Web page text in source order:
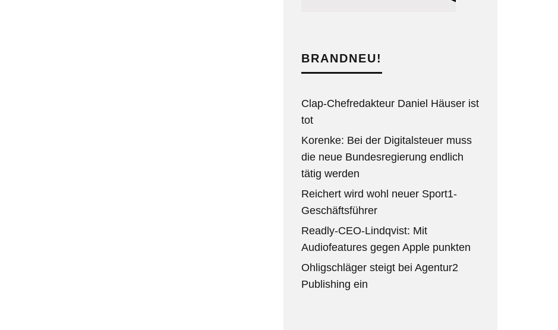
BRANDNEU!
Clap-Chefredakteur Daniel Häuser ist
tot
Korenke: Bei der Digitalsteuer muss
die neue Bundesregierung endlich
tätig werden
Reichert wird wohl neuer Sport1-
Geschäftsführer
Readly-CEO-Lindqvist: Mit
Audiofeatures gegen Apple punkten
Ohligschläger steigt bei Agentur2
Publishing ein